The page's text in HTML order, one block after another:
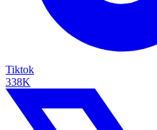
Tiktok
338K